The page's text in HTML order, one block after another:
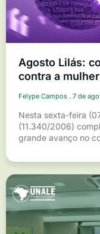
Agosto Lilás:
contra a
Felype Campos 7 de
Nesta sexta-feira
(11.340/2006)
grande avanço no